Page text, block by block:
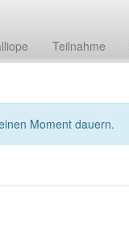
Teilnahme
Moment dauern.